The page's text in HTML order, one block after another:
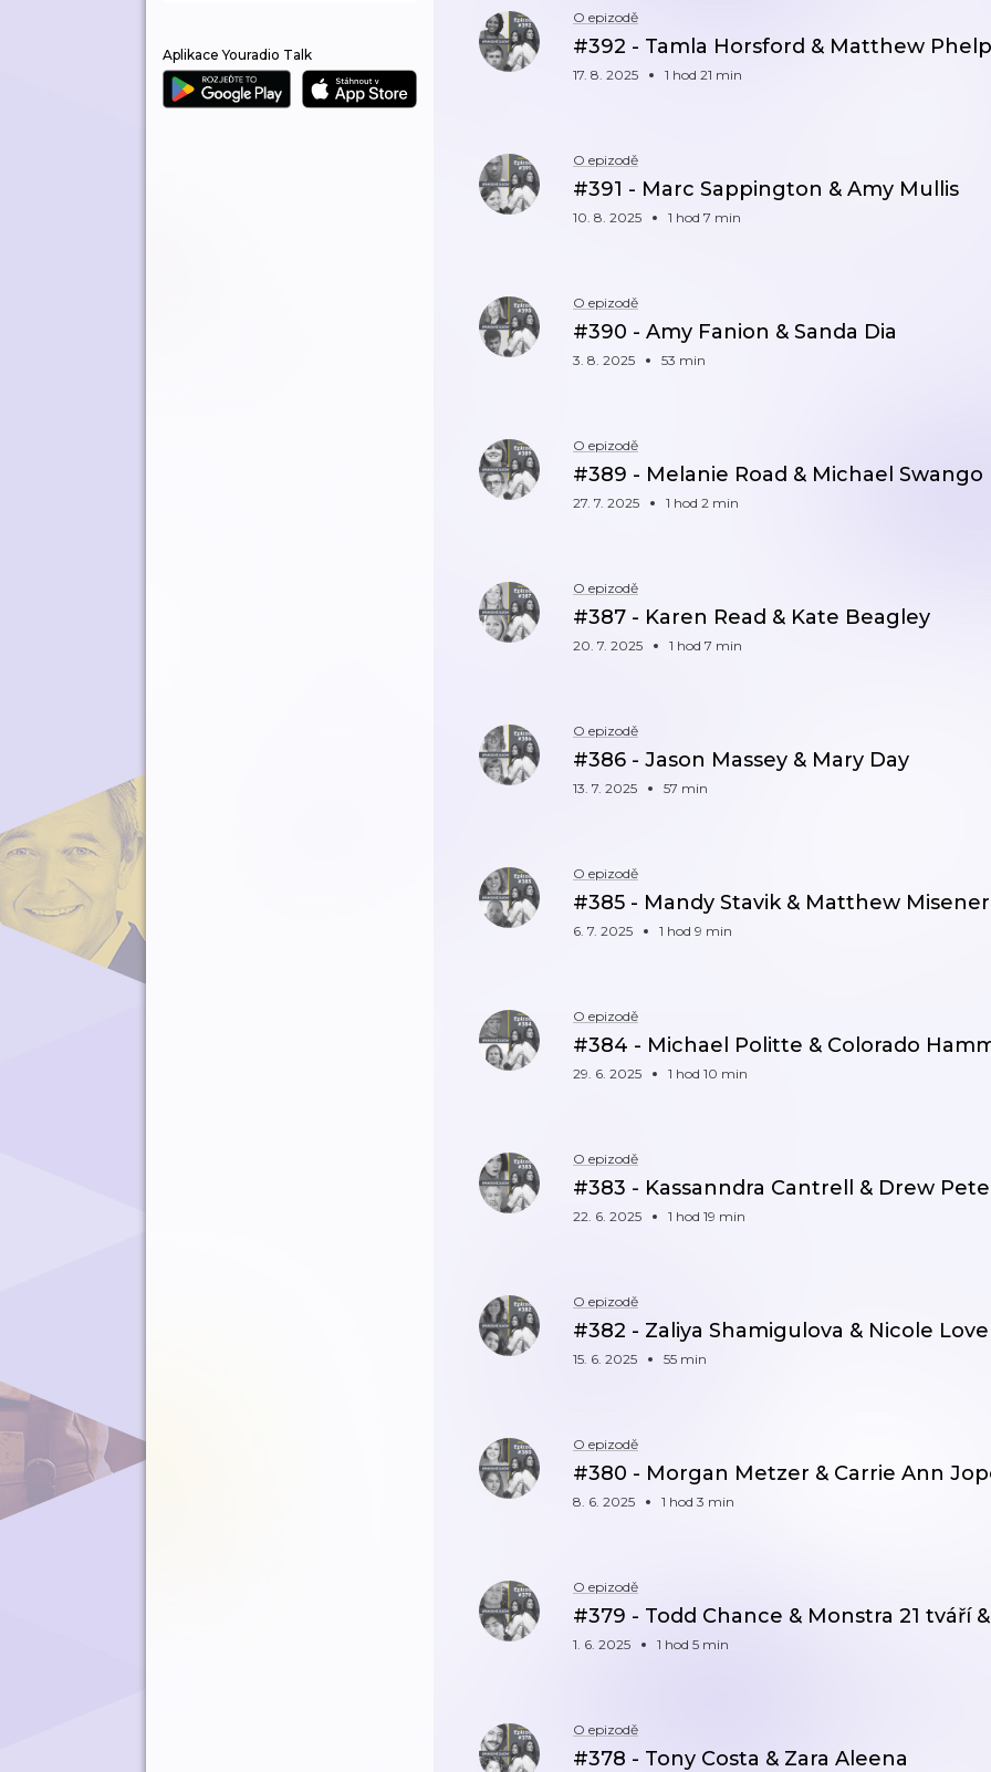
Aplikace Youradio Talk
O epizodě
#392 - Tamla Horsford & Matthew
17. 8. 2025 1 hod 21 min
O epizodě
#391 - Marc Sappington & Amy Mullis
10. 8. 2025 1 hod 7 min
O epizodě
#390 - Amy Fanion & Sanda Dia
3. 8. 2025 53 min
O epizodě
#389 - Melanie Road & Michael Swango
27. 7. 2025 1 hod 2 min
O epizodě
#387 - Karen Read & Kate Beagley
20. 7. 2025 1 hod 7 min
O epizodě
#386 - Jason Massey & Mary Day
13. 7. 2025 57 min
O epizodě
#385 - Mandy Stavik & Matthew Misener
6. 7. 2025 1 hod 9 min
O epizodě
#384 - Michael Politte & Colorado
29. 6. 2025 1 hod 10 min
O epizodě
#383 - Kassanndra Cantrell & Drew
22. 6. 2025 1 hod 19 min
O epizodě
#382 - Zaliya Shamigulova & Nicole
15. 6. 2025 55 min
O epizodě
#380 - Morgan Metzer & Carrie Ann
8. 6. 2025 1 hod 3 min
O epizodě
#379 - Todd Chance & Monstra 21 tváří
1. 6. 2025 1 hod 5 min
O epizodě
#378 - Tony Costa & Zara Aleena